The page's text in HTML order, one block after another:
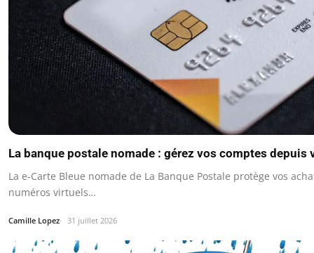
La banque postale nomade : gérez vos comptes depuis
La e-Carte Bleue nomade de La Banque Postale protège vos
numéros virtuels…
Camille Lopez 31 juillet 2026